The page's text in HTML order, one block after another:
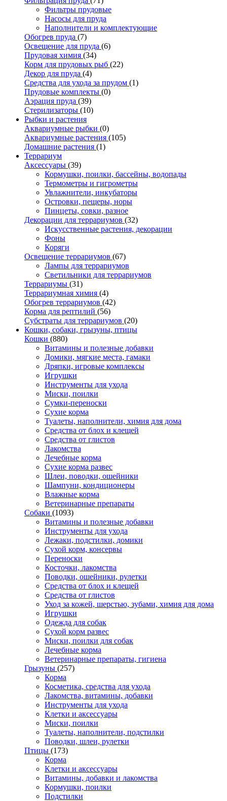
Фильтры прудовые
Насосы для пруда
Наполнители и комплектующие
Обогрев пруда (7)
Освещение для пруда (6)
Прудовая химия (34)
Корм для прудовых рыб (22)
Декор для пруда (4)
Средства для ухода за прудом (1)
Прудовые комплекты (0)
Аэрация пруда (39)
Стерилизаторы (10)
Рыбки и растения
Аквариумные рыбки (0)
Аквариумные растения (105)
Домашние растения (1)
Террариум
Аксессуары (39)
Кормушки, поилки, бассейны, водопады
Термометры и гигрометры
Увлажнители, инкубаторы
Островки, пещеры, норы
Пинцеты, совки, разное
Декорации для террариумов (32)
Искусственные растения, декорации
Фоны
Коряги
Освещение террариумов (67)
Лампы для террариумов
Светильники для террариумов
Террариумы (31)
Террариумная химия (4)
Обогрев террариумов (42)
Корма для рептилий (56)
Субстраты для террариумов (20)
Кошки, собаки, грызуны, птицы
Кошки (880)
Витамины и полезные добавки
Домики, мягкие места, гамаки
Дряпки, игровые комплексы
Игрушки
Инструменты для ухода
Миски, поилки
Сумки-переноски
Сухие корма
Туалеты, наполнители, химия для дома
Средства от блох и клещей
Средства от глистов
Лакомства
Лечебные корма
Сухие корма развес
Шлеи, поводки, ошейники
Шампуни, кондиционеры
Влажные корма
Ветеринарные препараты
Собаки (1093)
Витамины и полезные добавки
Инструменты для ухода
Лежаки, подстилки, домики
Сухой корм, консервы
Переноски
Косточки, лакомства
Поводки, ошейники, рулетки
Средства от блох и клещей
Средства от глистов
Уход за кожей, шерстью, зубами, химия для дома
Игрушки
Одежда для собак
Сухой корм развес
Миски, поилки для собак
Лечебные корма
Ветеринарные препараты, гигиена
Грызуны (257)
Корма
Косметика, средства для ухода
Лакомства, витамины, добавки
Инструменты для ухода
Клетки и аксессуары
Миски, поилки
Туалеты, наполнители, подстилки
Поводки, шлеи, рулетки
Птицы (173)
Корма
Клетки и аксессуары
Витамины, добавки и лакомства
Кормушки, поилки
Подстилки